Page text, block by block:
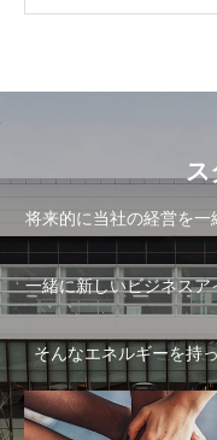
ス
将来的に当社の経営を
一緒に新しいビジネス
そんなエネルギーを持